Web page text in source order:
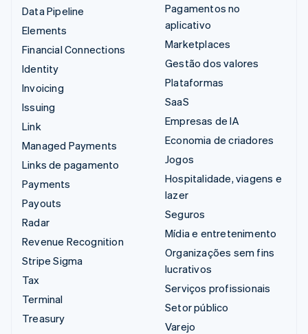
Data Pipeline
Elements
Financial Connections
Identity
Invoicing
Issuing
Link
Managed Payments
Links de pagamento
Payments
Payouts
Radar
Revenue Recognition
Stripe Sigma
Tax
Terminal
Treasury
Pagamentos no
aplicativo
Marketplaces
Gestão dos valores
Plataformas
SaaS
Empresas de IA
Economia de criadores
Jogos
Hospitalidade, viagens e
lazer
Seguros
Mídia e entretenimento
Organizações sem fins
lucrativos
Serviços profissionais
Setor público
Varejo